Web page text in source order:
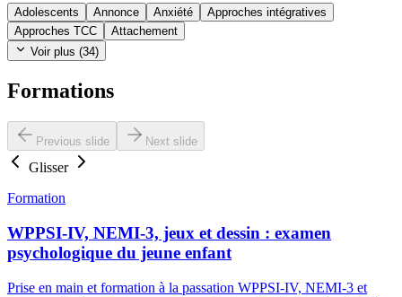
Adolescents Annonce Anxiété
Approches intégratives
Approches TCC
Attachement
Voir plus (34)
Formations
Previous slide Next slide
Glisser
Formation
WPPSI-IV, NEMI-3, jeux et dessin : examen
psychologique du jeune enfant
Prise en main et formation à la passation WPPSI-IV, NEMI-3 et